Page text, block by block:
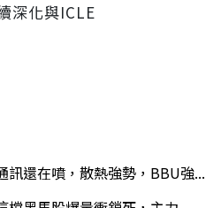
深化與ICLE
訊還在噴，散熱強勢，BBU強...